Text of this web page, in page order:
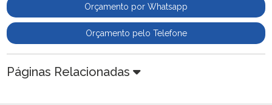
Orçamento por Whatsapp
Orçamento pelo Telefone
Páginas Relacionadas